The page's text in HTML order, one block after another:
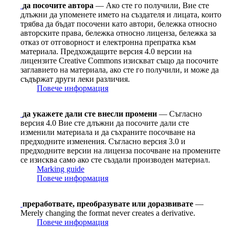
да посочите автора — Ако сте го получили, Вие сте
длъжни да упоменете името на създателя и лицата, които
трябва да бъдат посочени като автори, бележка относно
авторските права, бележка относно лиценза, бележка за
отказ от отговорност и електронна препратка към
материала. Предхождащите версия 4.0 версии на
лицензите Сreative Сommons изискват също да посочите
заглавието на материала, ако сте го получили, и може да
съдържат други леки различия.
Повече информация
да укажете дали сте внесли промени — Съгласно
версия 4.0 Вие сте длъжни да посочите дали сте
изменили материала и да съхраните посочване на
предходните изменения. Съгласно версия 3.0 и
предходните версии на лиценза посочване на промените
се изисква само ако сте създали производен материал.
Marking guide
Повече информация
преработвате, преобразувате или доразвивате —
Merely changing the format never creates a derivative.
Повече информация